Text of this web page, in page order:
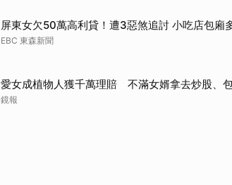
屏東女欠50萬高利貸！遭3惡煞追討 小吃店包廂
EBC 東森新聞
愛女成植物人獲千萬理賠 不滿女婿拿去炒股、
鏡報